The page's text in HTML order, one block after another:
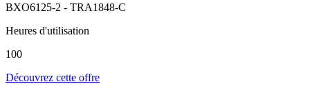
BXO6125-2 - TRA1848-C
Heures d'utilisation
100
Découvrez cette offre